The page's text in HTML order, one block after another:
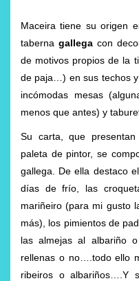
Maceira tiene su origen
taberna gallegacon
de motivos propios de la
de paja…) en sus techos
incómodas mesas
menos que antes) y
Su carta, que
paleta de pintor, se
gallega. De ella destaco
días de frío, las
mariñeiro (para mi gusto
más), los pimientos de
las almejas al albariño
rellenas o no….todo ello
ribeiros o albariños….Y